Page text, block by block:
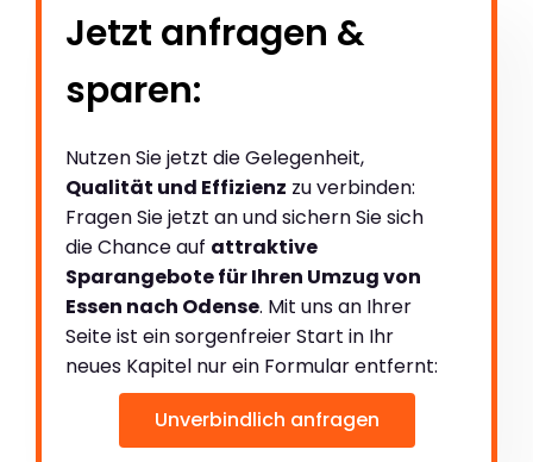
Jetzt anfragen &
sparen:
Nutzen Sie jetzt die Gelegenheit,
Qualität und Effizienz zu verbinden:
Fragen Sie jetzt an und sichern Sie sich
die Chance auf attraktive
Sparangebote für Ihren Umzug von
Essen nach Odense. Mit uns an Ihrer
Seite ist ein sorgenfreier Start in Ihr
neues Kapitel nur ein Formular entfernt:
Unverbindlich anfragen